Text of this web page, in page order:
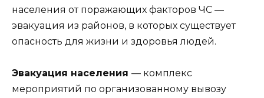
населения от поражающих факторов ЧС —
эвакуация из районов, в которых существует
опасность для жизни и здоровья людей.
Эвакуация населения — комплекс
мероприятий по организованному вывозу